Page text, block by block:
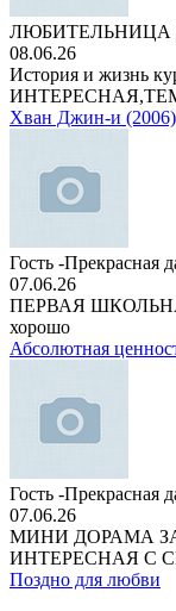
ЛЮБИТЕЛЬНИЦА
08.06.26
История и жизнь
Хван Джин-и (2006)
Гость -Прекрасная
07.06.26
ПЕРВАЯ
хорошо
Абсолютная
Гость -Прекрасная
07.06.26
МИНИ ДОРАМА
ИНТЕРЕСНАЯ С
Поздно для любви